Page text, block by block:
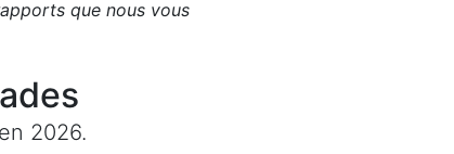
que nous vous
en 2026.